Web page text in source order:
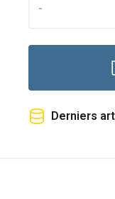
-
Derniers